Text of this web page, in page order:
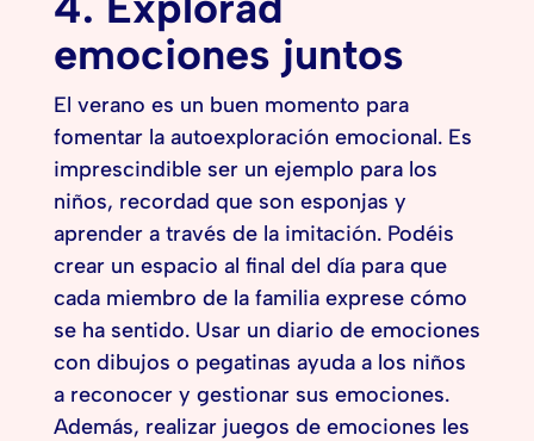
emociones juntos
El verano es un buen momento para
fomentar la autoexploración emocional. Es
imprescindible ser un ejemplo para los
niños, recordad que son esponjas y
aprender a través de la imitación. Podéis
crear un espacio al final del día para que
cada miembro de la familia exprese cómo
se ha sentido. Usar un diario de emociones
con dibujos o pegatinas ayuda a los niños
a reconocer y gestionar sus emociones.
Además, realizar juegos de emociones les